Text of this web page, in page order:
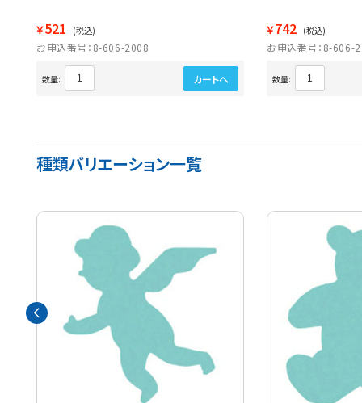
￥521 (税込)
お申込番号：8-606-2008
数量: カートへ
￥742 (税込)
お申込番号：8-606-
数量:
種類バリエーション一覧